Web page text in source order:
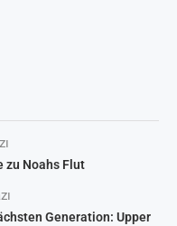
zu Noahs Flut
Generation: Upper